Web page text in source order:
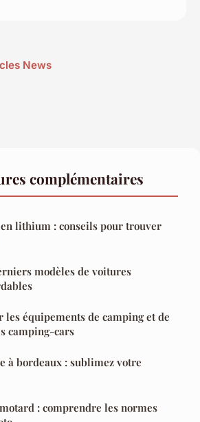
News
complémentaires
lithium : conseils pour trouver
modèles de voitures
les équipements de camping et de
camping-cars
à bordeaux : sublimez votre
: comprendre les normes